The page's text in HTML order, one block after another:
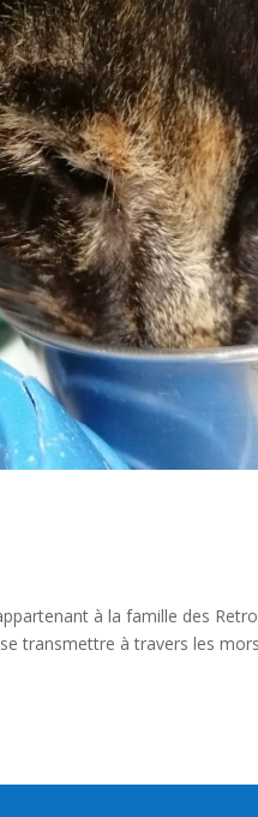
à la famille des
transmettre à travers les